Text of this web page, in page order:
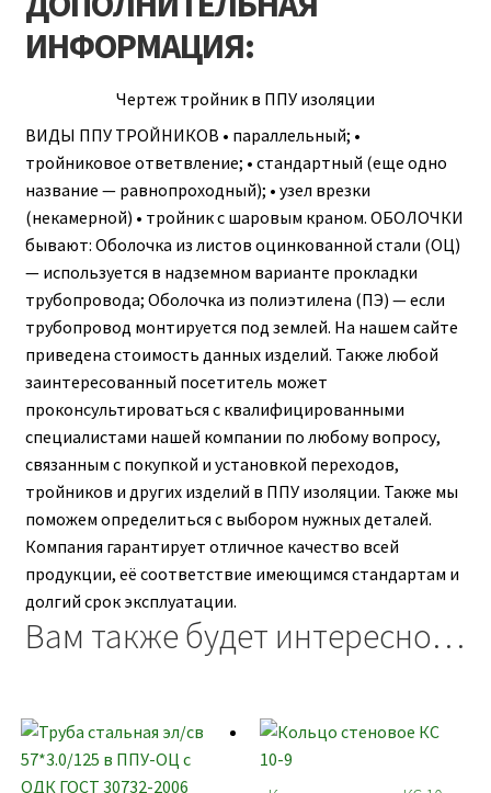
ИНФОРМАЦИЯ:
Чертеж тройник в ППУ изоляции
ВИДЫ ППУ ТРОЙНИКОВ • параллельный; •
тройниковое ответвление; • стандартный (еще одно
название — равнопроходный); • узел врезки
(некамерной) • тройник с шаровым краном. ОБОЛОЧКИ
бывают: Оболочка из листов оцинкованной стали (ОЦ)
— используется в надземном варианте прокладки
трубопровода; Оболочка из полиэтилена (ПЭ) — если
трубопровод монтируется под землей. На нашем сайте
приведена стоимость данных изделий. Также любой
заинтересованный посетитель может
проконсультироваться с квалифицированными
специалистами нашей компании по любому вопросу,
связанным с покупкой и установкой переходов,
тройников и других изделий в ППУ изоляции. Также мы
поможем определиться с выбором нужных деталей.
Компания гарантирует отличное качество всей
продукции, её соответствие имеющимся стандартам и
долгий срок эксплуатации.
Вам также будет интересно…